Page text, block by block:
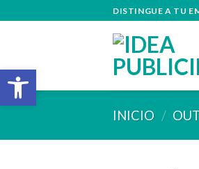
to
DISTINGUE A TU
INICIO /
Abrir barra de herramientas